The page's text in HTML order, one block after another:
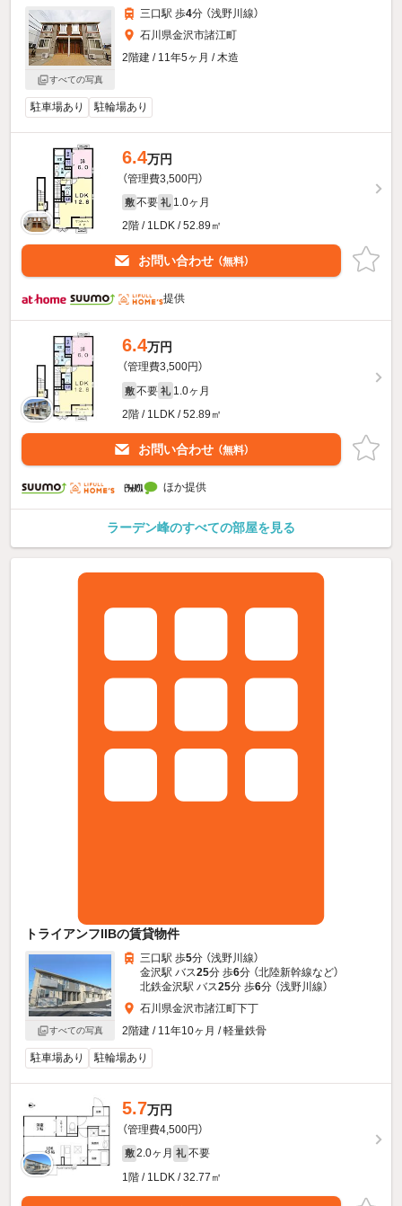
すべての写真
三口駅 歩4分 （浅野川線）
石川県金沢市諸江町
2階建 / 11年5ヶ月 / 木造
駐車場あり 駐輪場あり
6.4万円
（管理費3,500円）
敷 不要 礼 1.0ヶ月
2階 / 1LDK / 52.89㎡
お問い合わせ （無料）
提供
6.4万円
（管理費3,500円）
敷 不要 礼 1.0ヶ月
2階 / 1LDK / 52.89㎡
お問い合わせ （無料）
ほか提供
ラーデン峰のすべての部屋を見る
トライアンフIIBの賃貸物件
すべての写真
三口駅 歩5分 （浅野川線）
金沢駅 バス25分 歩6分 （北陸新幹線など）
北鉄金沢駅 バス25分 歩6分 （浅野川線）
石川県金沢市諸江町下丁
2階建 / 11年10ヶ月 / 軽量鉄骨
駐車場あり 駐輪場あり
5.7万円
（管理費4,500円）
敷 2.0ヶ月 礼 不要
1階 / 1LDK / 32.77㎡